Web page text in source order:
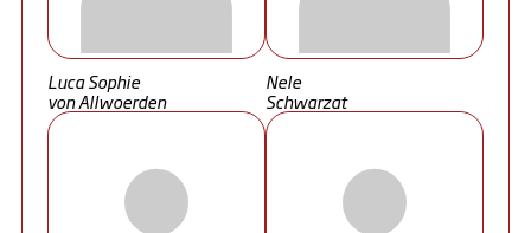
Luca Sophie
von Allwoerden
Nele
Schwarzat